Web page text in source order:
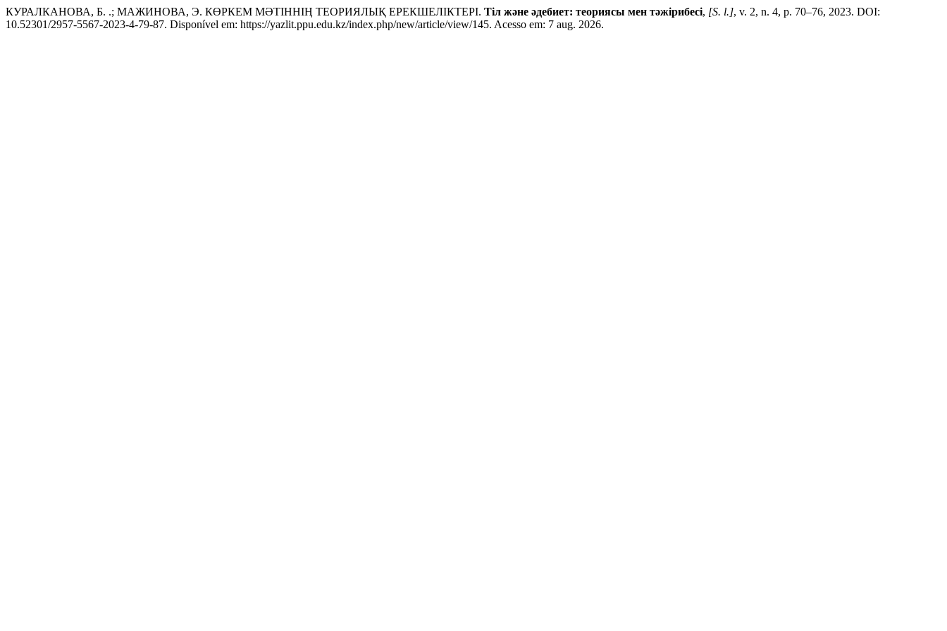
КУРАЛКАНОВА, Б. .; МАЖИНОВА, Э. КӨРКЕМ МӘТІННІҢ ТЕОРИЯЛЫҚ ЕРЕКШЕЛІКТЕРІ. Тіл және әдебиет: теориясы мен тәжірибесі, [S. l.], v. 2, n. 4, p. 70–76, 2023. DOI:
10.52301/2957-5567-2023-4-79-87. Disponível em: https://yazlit.ppu.edu.kz/index.php/new/article/view/145. Acesso em: 7 aug. 2026.